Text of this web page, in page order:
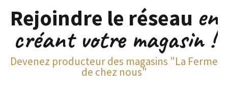
Rejoindre le réseau en
créant votre magasin !
Devenez producteur des magasins "La Ferme
de chez nous"